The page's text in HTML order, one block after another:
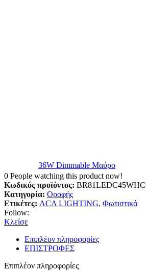
36W Dimmable Μαύρο
0 People watching this product now!
Κωδικός προϊόντος:
Κατηγορία: Οροφής
Ετικέτες: ACA LIGHTING, Φωτιστικά
Follow:
Κλείσε
Επιπλέον πληροφορίες
ΕΠΙΣΤΡΟΦΕΣ
Επιπλέον πληροφορίες